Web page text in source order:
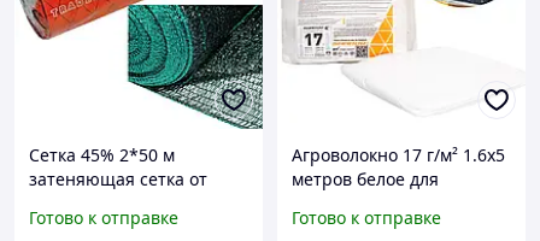
Сетка 45% 2*50 м
затеняющая сетка от
от града
Готово к отправке
Агроволокно 17 г/м² 1.6х5
метров белое для
Готово к отправке